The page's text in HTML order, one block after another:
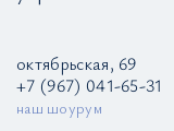
октябрьская, 69
+7 (967) 041-65-31
наш шоурум